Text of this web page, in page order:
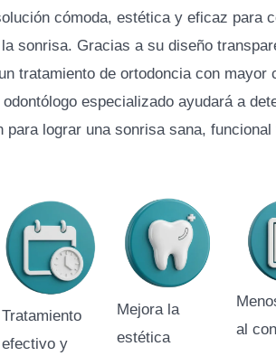
cómoda, estética y eficaz para
sonrisa. Gracias a su diseño
tratamiento de ortodoncia con mayor
especializado ayudará a
para lograr una sonrisa sana, funcional
Tratamiento
efectivo y
Mejora la
estética
al